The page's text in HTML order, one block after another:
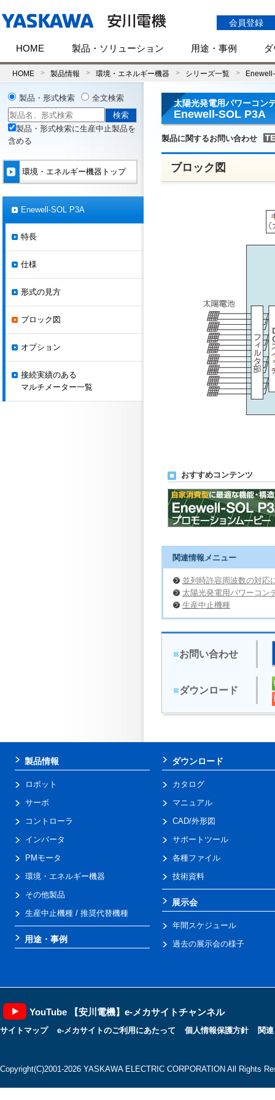
会員登録
HOME 製品・ソリューション 用途・事例
HOME 製品情報 環境・エネルギー機器 シリーズ一覧
太陽光発電用パワーコン
Enewell-SOL P3A
製品に関するお問い合わせ
ブロック図
おすすめコンテンツ
関連情報メニュー
並列時許容周波数の対応
太陽光発電用パワーコン
生産中止機種
■お問い合わせ
■ダウンロード
製品・形式検索 全文検索
製品・形式検索に生産中止製品を
含める
環境・エネルギー機器トップ
Enewell-SOL P3A
特長
仕様
形式の見方
ブロック図
オプション
接続実績のある
マルチメーター一覧
製品情報
ロボット
サーボ
コントローラ
インバータ
PMモータ
環境・エネルギー機器
その他製品
生産中止機種 / 推奨代替機種
用途・事例
ダウンロード
カタログ
マニュアル
CAD/外形図
サポートツール
各種ファイル
技術資料
展示会
年間スケジュール
過去の展示会の様子
YouTube 【安川電機】e-メカサイトチャンネル
サイトマップ e-メカサイトのご利用にあたって 個人情報保護方針 関
Copyright(C)2001‐2026 YASKAWA ELECTRIC CORPORATION All Rights